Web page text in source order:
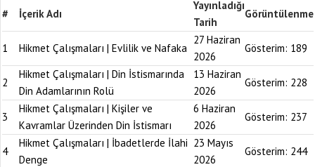
# İçerik Adı
Yayınladığı
Tarih
Görüntülenme
1 Hikmet Çalışmaları | Evlilik ve Nafaka
27 Haziran
2026
Gösterim: 189
2
Hikmet Çalışmaları | Din İstismarında
Din Adamlarının Rolü
13 Haziran
2026
Gösterim: 228
3
Hikmet Çalışmaları | Kişiler ve
Kavramlar Üzerinden Din İstismarı
6 Haziran
2026
Gösterim: 237
4
Hikmet Çalışmaları | İbadetlerde İlahi
Denge
23 Mayıs
2026
Gösterim: 244